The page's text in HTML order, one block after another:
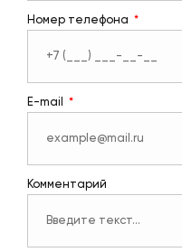
Номер телефона
E-mail
Комментарий